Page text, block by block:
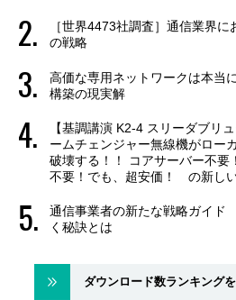
［世界4473社調査］通信業界
の戦略
高価な専用ネットワークは本当
構築の現実解
【基調講演 K2-4 スリーダブリ
ームチェンジャー無線機がロー
破壊する！！ コアサーバー不要
不要！でも、超安価！ の新し
通信事業者の新たな戦略ガイ
く秘訣とは
ダウンロード数ランキング